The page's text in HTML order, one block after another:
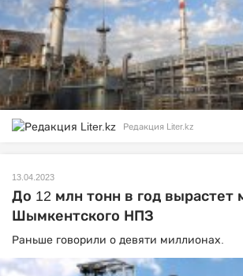
Редакция Liter.kz
13.04.2023
До 12 млн тонн в год вырастет
Шымкентского НПЗ
Раньше говорили о девяти миллионах.